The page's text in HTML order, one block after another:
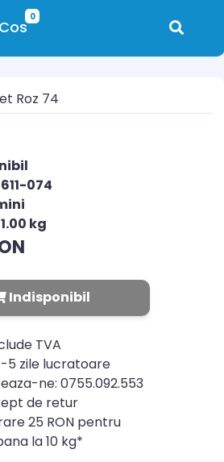
0
Roz 74
074
kg
Indisponibil
TVA
5 zile lucratoare
ne: 0755.092.553
de retur
25 RON pentru
la 10 kg*